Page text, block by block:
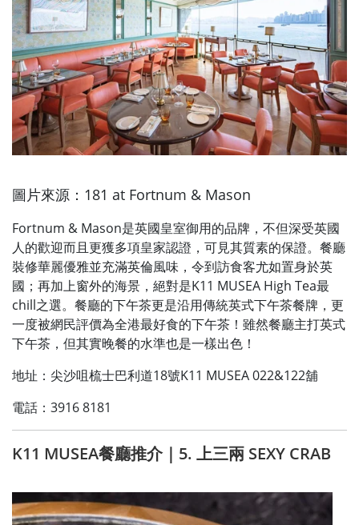
圖片來源：181 at Fortnum & Mason
Fortnum & Mason是英國皇室御用的品牌，不但深受英國
人的歡迎而且更獲多項皇家認證，可見其質素的保證。餐廳
裝修華麗優雅並充滿英倫風味，令到訪食客尤如置身於英
國；再加上窗外的海景，絕對是K11 MUSEA High Tea最
chill之選。餐廳的下午茶更是沿用傳統英式下午茶餐牌，更
一度被網民評價為全港最好食的下午茶！雖然餐廳主打英式
下午茶，但其實晚餐的水準也是一樣出色！
地址：尖沙咀梳士巴利道18號K11 MUSEA 022&122舖
電話：3916 8181
K11 MUSEA餐廳推介｜5. 上三兩 SEXY CRAB